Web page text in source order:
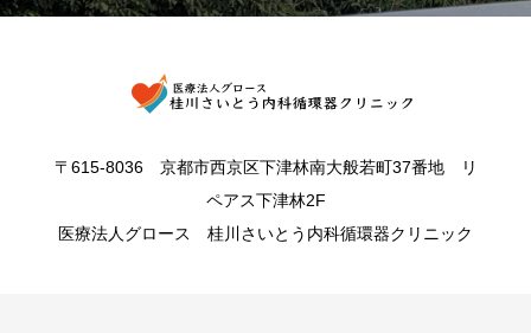
〒615-8036 京都市西京区下津林南大般若町37番地 リ
ペアス下津林2F
医療法人グロース 桂川さいとう内科循環器クリニック